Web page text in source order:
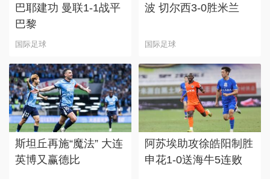
巴耶建功 曼联1-1战平
巴黎
国际足球
波 切尔西3-0胜米兰
国际足球
斯坦丘再施“魔法” 大连
英博又赢德比
阿苏埃助攻徐皓阳制胜
申花1-0送海牛5连败